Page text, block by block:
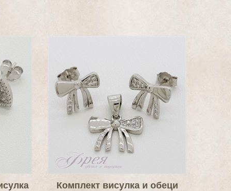
Комплект висулка и обеци